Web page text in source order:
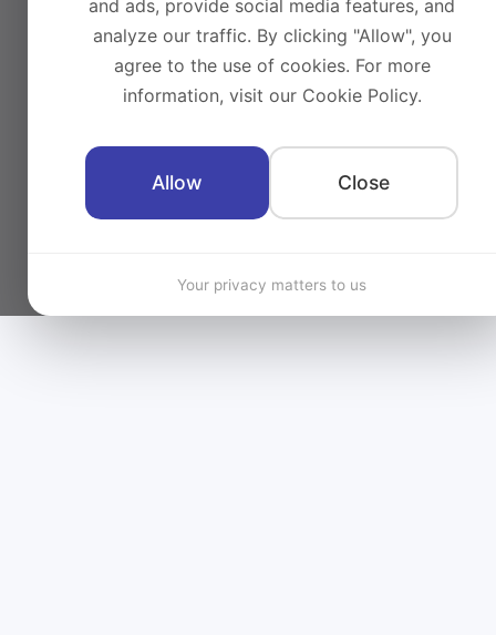
and ads, provide social media features, and
analyze our traffic. By clicking "Allow", you
agree to the use of cookies. For more
information, visit our Cookie Policy.
Allow Close
Your privacy matters to us